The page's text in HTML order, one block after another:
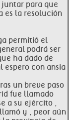
juntar para que
es la resolución
permitió el
podrá ser
ha dado de
espero con ansia
un breve paso
fue llamado
a su ejército ,
y , peor aún